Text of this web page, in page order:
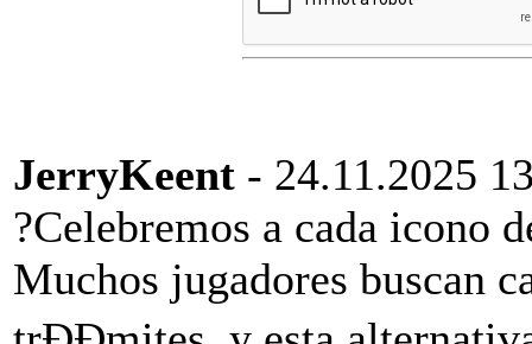
JerryKeent - 24.11.2025
?Celebremos a cada icono
Muchos jugadores buscan